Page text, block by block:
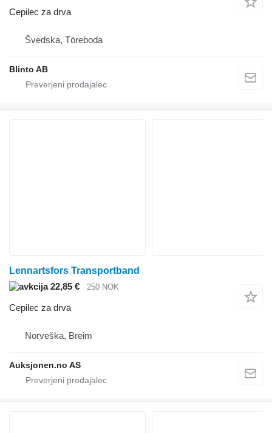
Cepilec za drva
Švedska, Töreboda
Blinto AB
Lennartsfors Transportband
22,85 €
250 NOK
Cepilec za drva
Norveška, Breim
Auksjonen.no AS